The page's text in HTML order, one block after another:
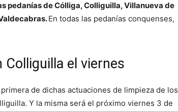
pedanías de Cólliga, Colliguilla, Villanueva de
En todas las pedanías conquenses,
el viernes
primera de dichas actuaciones de limpieza de los
Y la misma será el próximo viernes 3 de